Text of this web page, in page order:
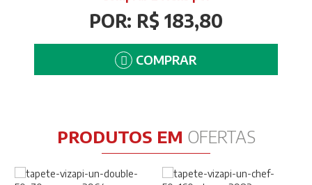
POR: R$ 183,80
COMPRAR
PRODUTOS EM OFERTAS